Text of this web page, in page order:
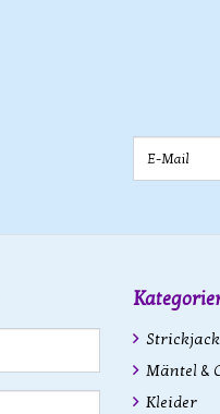
E-Mail
Mäntel &
Kleider